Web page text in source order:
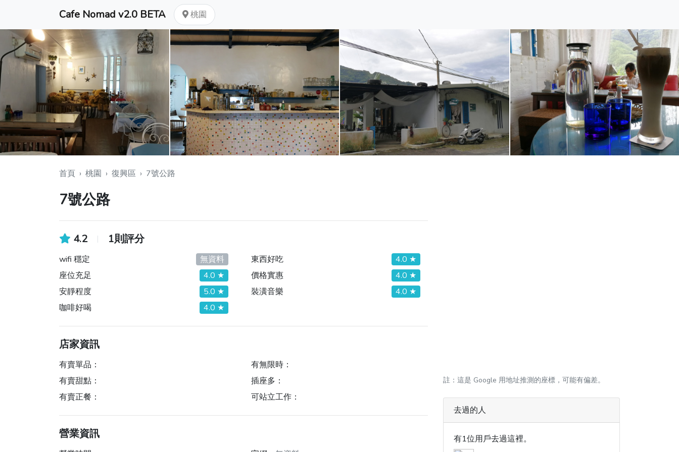
Cafe Nomad v2.0 BETA 桃園
首頁 › 桃園 › 復興區 › 7號公路
7號公路
4.2 1則評分
wifi 穩定
無資料
座位充足
4.0 ★
安靜程度
5.0 ★
咖啡好喝
4.0 ★
東西好吃
4.0 ★
價格實惠
4.0 ★
裝潢音樂
4.0 ★
店家資訊
有賣單品：
有賣甜點：
有賣正餐：
有無限時：
插座多：
可站立工作：
營業資訊
註：這是 Google 用地址推測的座標，可能有偏差。
去過的人
有1位用戶去過這裡。